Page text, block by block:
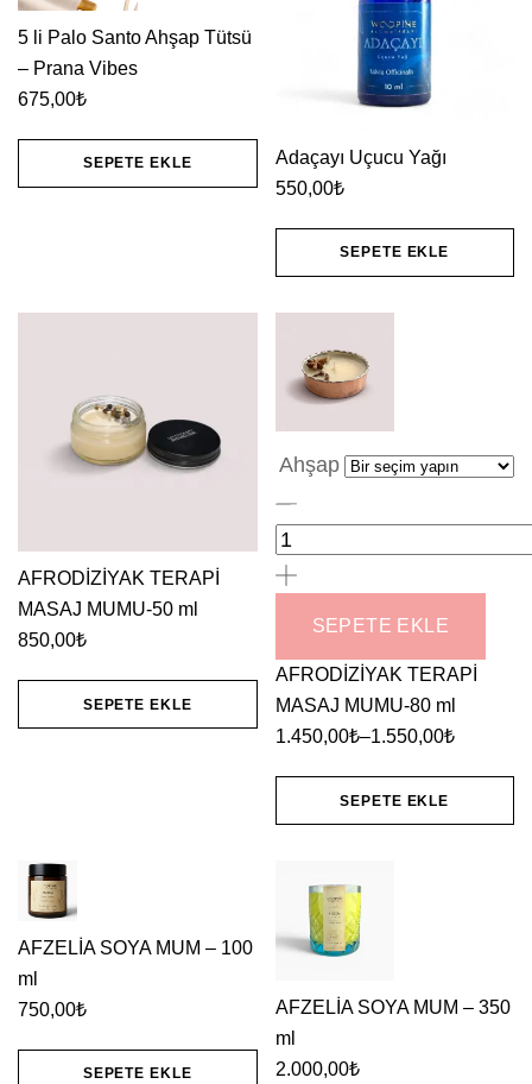
5 li Palo Santo Ahşap Tütsü
– Prana Vibes
675,00₺
SEPETE EKLE
Adaçayı Uçucu Yağı
550,00₺
SEPETE EKLE
AFRODİZİYAK TERAPİ
MASAJ MUMU-50 ml
850,00₺
SEPETE EKLE
Ahşap
AFRODİZİYAK
MASAJ
ml
adet
SEPETE EKLE
AFRODİZİYAK TERAPİ
MASAJ MUMU-80 ml
1.450,00₺–1.550,00₺
aralığı:
1.450,00₺
SEPETE EKLE
birden
fazla
var.
Seçenekler
AFZELİA SOYA MUM – 100
ml
750,00₺
SEPETE EKLE
AFZELİA SOYA MUM – 350
ml
2.000,00₺